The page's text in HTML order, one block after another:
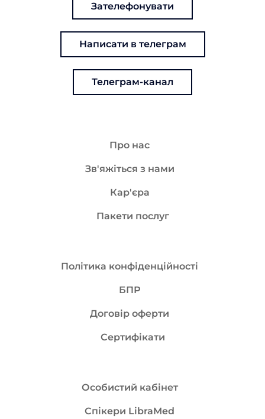
Зателефонувати
Написати в телеграм
Телеграм-канал
Про нас
Зв'яжіться з нами
Кар'єра
Пакети послуг
Політика конфіденційності
БПР
Договір оферти
Сертифікати
Особистий кабінет
Спікери LibraMed